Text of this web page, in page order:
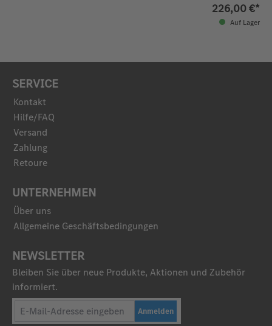
226,00 €*
Auf Lager
SERVICE
Kontakt
Hilfe/FAQ
Versand
Zahlung
Retoure
UNTERNEHMEN
Über uns
Allgemeine Geschäftsbedingungen
NEWSLETTER
Bleiben Sie über neue Produkte, Aktionen und Zubehör
informiert.
Anmelden